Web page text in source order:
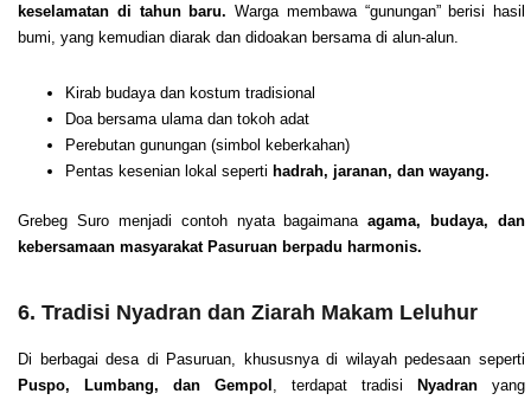
keselamatan di tahun baru. Warga membawa “gunungan” berisi hasil
bumi, yang kemudian diarak dan didoakan bersama di alun-alun.
Kirab budaya dan kostum tradisional
Doa bersama ulama dan tokoh adat
Perebutan gunungan (simbol keberkahan)
Pentas kesenian lokal seperti hadrah, jaranan, dan wayang.
Grebeg Suro menjadi contoh nyata bagaimanaagama, budaya, dan
kebersamaan masyarakat Pasuruan berpadu harmonis.
6. Tradisi Nyadran dan Ziarah Makam Leluhur
Di berbagai desa di Pasuruan, khususnya di wilayah pedesaan seperti
Puspo, Lumbang, dan Gempol , terdapat tradisi Nyadran yang